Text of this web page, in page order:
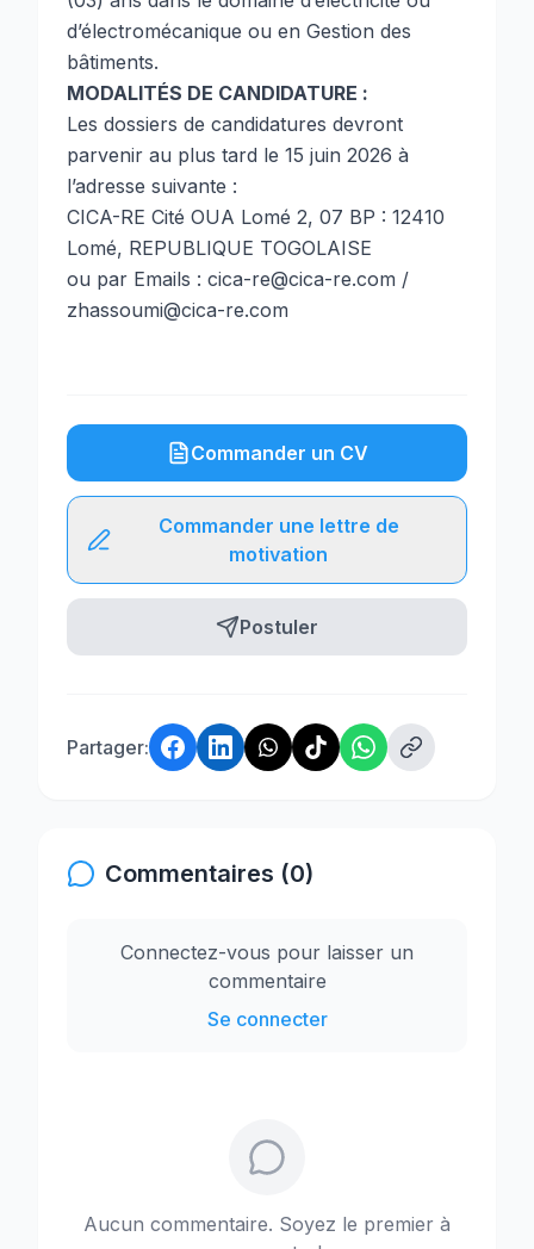
d’électromécanique ou en Gestion des
bâtiments.
MODALITÉS DE CANDIDATURE :
Les dossiers de candidatures devront
parvenir au plus tard le 15 juin 2026 à
l’adresse suivante :
CICA-RE Cité OUA Lomé 2, 07 BP : 12410
Lomé, REPUBLIQUE TOGOLAISE
ou par Emails : cica-re@cica-re.com /
zhassoumi@cica-re.com
Commander un CV
Commander une lettre de
motivation
Postuler
Partager:
Commentaires (0)
Connectez-vous pour laisser un
commentaire
Se connecter
Aucun commentaire. Soyez le premier à